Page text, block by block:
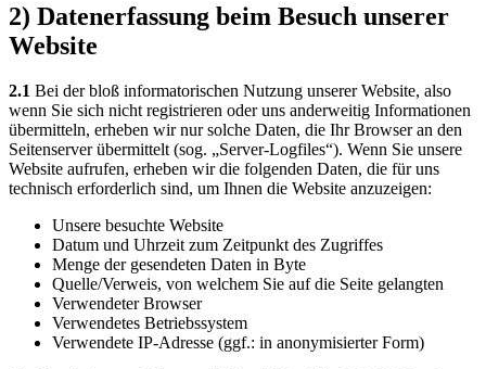
2) Datenerfassung beim Besuch unserer
Website
2.1 Bei der bloß informatorischen Nutzung unserer Website, also
wenn Sie sich nicht registrieren oder uns anderweitig Informationen
übermitteln, erheben wir nur solche Daten, die Ihr Browser an den
Seitenserver übermittelt (sog. „Server-Logfiles“). Wenn Sie unsere
Website aufrufen, erheben wir die folgenden Daten, die für uns
technisch erforderlich sind, um Ihnen die Website anzuzeigen:
Unsere besuchte Website
Datum und Uhrzeit zum Zeitpunkt des Zugriffes
Menge der gesendeten Daten in Byte
Quelle/Verweis, von welchem Sie auf die Seite gelangten
Verwendeter Browser
Verwendetes Betriebssystem
Verwendete IP-Adresse (ggf.: in anonymisierter Form)